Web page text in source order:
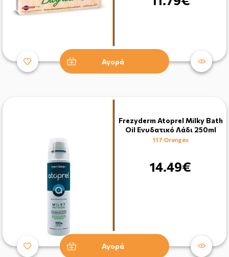
Αγορά
Frezyderm Atoprel Milky Bath
Oil Ενυδατικό Λάδι 250ml
117 Oranges
14.49€
Αγορά